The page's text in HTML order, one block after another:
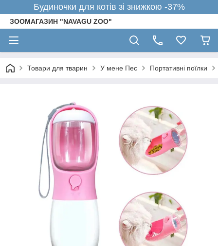
Будиночки для котів зі знижкою -37%
ЗООМАГАЗИН "NAVAGU ZOO"
Товари для тварин У мене Пес Портативні поїлки